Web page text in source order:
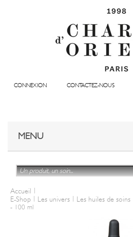
CONNEXION CONTACTEZ-NOUS
MENU
Accueil |
E-Shop | Les univers | Les huiles de soins
- 100 ml